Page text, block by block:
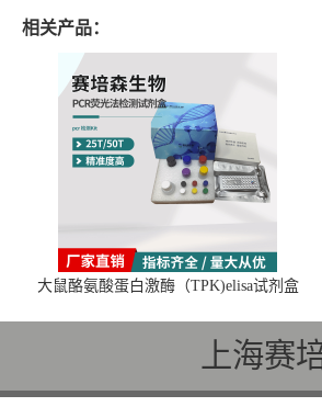
相关产品：
大鼠酪氨酸蛋白激酶（TPK)elisa试剂盒
上海赛